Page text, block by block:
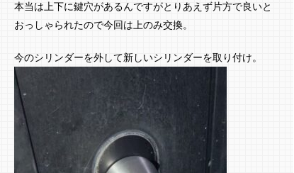
本当は上下に鍵穴があるんですがとりあえず片方で良いと
おっしゃられたので今回は上のみ交換。
今のシリンダーを外して新しいシリンダーを取り付け。